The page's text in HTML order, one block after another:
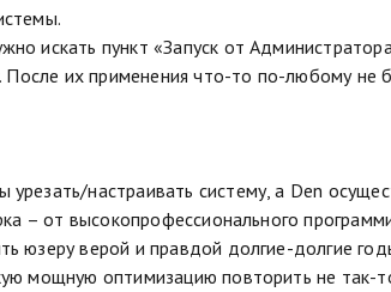
искать пункт «Запуск от
После их применения что-то по-любому не
настраивать систему, а Den
– от высокопрофессионального
юзеру верой и правдой долгие-долгие
мощную оптимизацию повторить не так-